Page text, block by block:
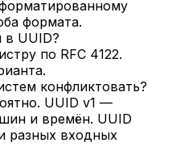
формата.
в UUID?
по RFC 4122.
конфликтовать?
UUID v1 —
и времён. UUID
разных входных